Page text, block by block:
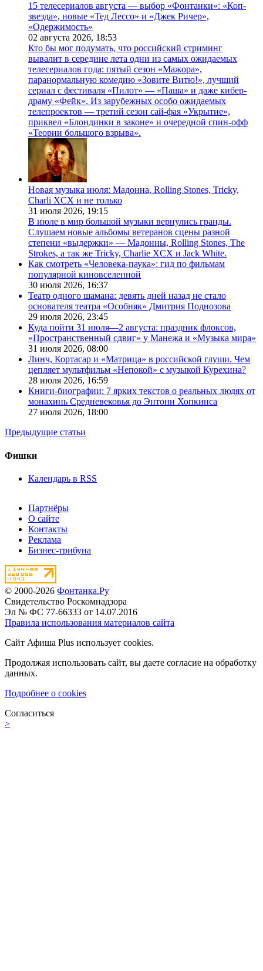
15 телесериалов августа — выбор «Фонтанки»: «Коп-
звезда», новые «Тед Лессо» и «Джек Ричер»,
«Одержимость»
02 августа 2026, 18:53
Кто бы мог подумать, что российский стриминг
вывалит в середине лета одни из самых ожидаемых
телесериалов года: пятый сезон «Мажора»,
паранормальную комедию «Зовите Витю!», лучший
сериал с фестиваля «Пилот» — «Паша» и даже кибер-
драму «Фейк». Из зарубежных особо ожидаемых
телепроектов — третий сезон сай-фая «Укрытие»,
приквел «Блондинки в законе» и очередной спин-офф
«Теории большого взрыва».
Новая музыка июля: Мадонна, Rolling Stones, Tricky,
Charli XCX и не только
31 июля 2026, 19:15
В июле в мир большой музыки вернулись гранды.
Слушаем новые альбомы ветеранов сцены разной
степени «выдержки» — Мадонны, Rolling Stones, The
Strokes, а так же Tricky, Charlie XCX и Jack White.
Как смотреть «Человека-паука»: гид по фильмам
популярной киновселенной
30 июля 2026, 16:37
Театр одного шамана: девять дней назад не стало
основателя театра «Особняк» Дмитрия Поднозова
29 июля 2026, 23:45
Куда пойти 31 июля—2 августа: праздник флоксов,
«Пространственный сдвиг» у Манежа и «Музыка мира»
31 июля 2026, 08:00
Линч, Кортасар и «Матрица» в российской глуши. Чем
цепляет мультфильм «Непокой» с музыкой Курехина?
28 июля 2026, 16:59
Книги-биографии: 7 ярких текстов о реальных людях от
монахинь Средневековья до Энтони Хопкинса
27 июля 2026, 18:00
Предыдущие статьи
Фишки
Календарь в RSS
Партнёры
О сайте
Контакты
Реклама
Бизнес-трибуна
© 2000-2026 Фонтанка.Ру
Свидетельство Роскомнадзора
Эл № ФС 77-66333 от 14.07.2016
Правила использования материалов сайта
Сайт Афиша Plus использует cookies.
Продолжая использовать сайт, вы даете согласие на обработку
данных.
Подробнее о cookies
Согласиться
>